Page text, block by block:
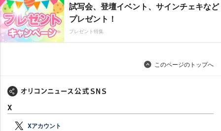
試写会、登壇イベント、サインチェキなど
プレゼント！
プレゼント特集
このページのトップへ
X
Xアカウント